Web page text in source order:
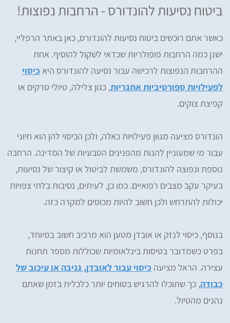
ביטוח נסיעות להונדורס - הרחבות נפוצות!
כאשר אתם רוכשים ביטוח נסיעות להונדורס, כאן באתר הרפליי,
ישנן כמה הרחבות פופולריות שכדאי לשקול להוסיף. אחת
ההרחבות הנפוצות לרכישה עבור נסיעה להונדורס היא כיסוי
לפעילויות ספורטיביות אתגריות, כגון צלילה, טיולי טרקים או
קפיצת צוקים.
הונדורס מציעה מגוון פעילויות כאלה, ולכן הכיסוי להן הוא חיוני
עבור מי שמעוניין להנות מהפנינים הטבעיות של המדינה. הרחבה
נוספת ונפוצה להונדורס, משמשת לביטול או קיצור של נסיעות,
בעיקר עקב מצבים רפואיים. כמו כן, לעיתים, נסיבות בלתי צפויות
יכולות להתרחש ולכן חשוב להיות מכוסים למקרה כזה.
בנוסף, כיסוי לנזק או אובדן מטען הוא מרכיב חשוב במיוחד,
בפרט כשמדובר בטיסות בינלאומיות שכוללות מספר תחנות
עצירה. הראל מציעה כיסוי עבור לאובדן, גניבה או עיכוב של
כבודה, כך שתוכלו להרגיש בטוחים יותר כלכלית בזמן שאתם
נהנים מהטיול.